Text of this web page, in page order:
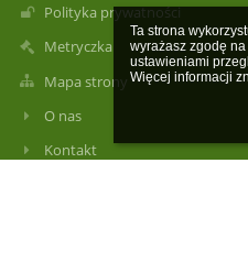
Ta strona
wyrażasz zgodę
ustawieniami
Więcej informacji
Polityka prywatności
Metryczka
Mapa strony
O nas
Kontakt